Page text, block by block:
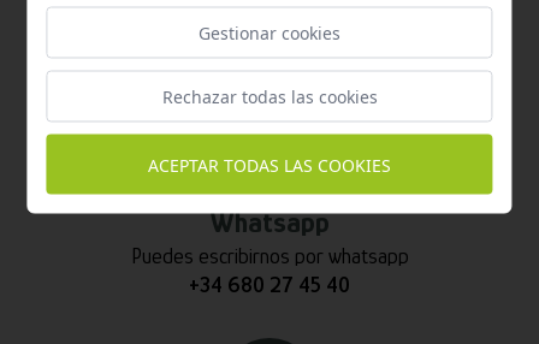
587 870
Whatsapp
Puedes escribirnos por whatsapp
+34 680 27 45 40
Gestionar cookies
Rechazar todas las cookies
ACEPTAR TODAS LAS COOKIES